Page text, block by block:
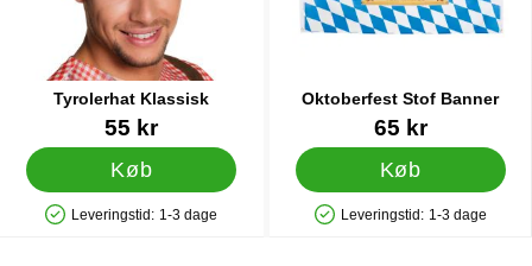
Tyrolerhat Klassisk
Varenr 1311855 kr
Køb
Produkttilgængelighed: På lager
Leveringstid: 1-3 dage
Oktoberfest Stof Banner
Varenr 1553465 kr
Køb
Produkttilgængelighed: På lager
Leveringstid: 1-3 dage